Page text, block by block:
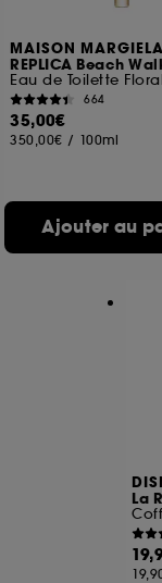
MAISON MARGIELA
REPLICA Beach
664
35,00€
350,00€ / 100ml
Ajouter au
La